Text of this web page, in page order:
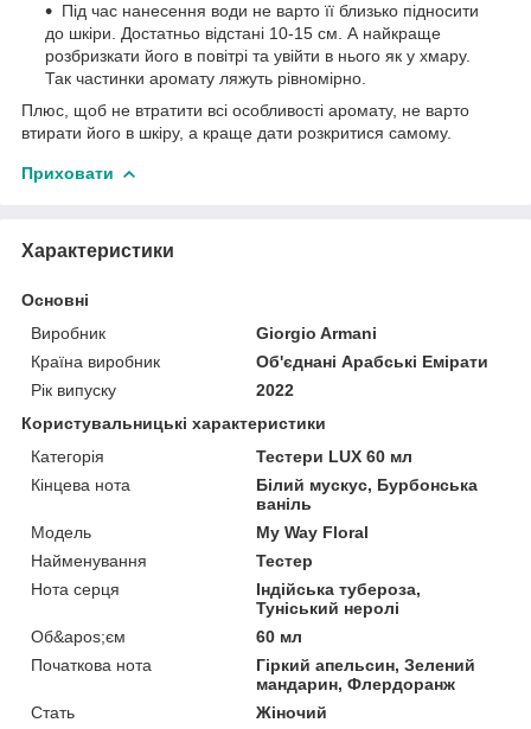
Під час нанесення води не варто її близько підносити
до шкіри. Достатньо відстані 10-15 см. А найкраще
розбризкати його в повітрі та увійти в нього як у хмару.
Так частинки аромату ляжуть рівномірно.
Плюс, щоб не втратити всі особливості аромату, не варто
втирати його в шкіру, а краще дати розкритися самому.
Приховати
Характеристики
Основні
Виробник
Giorgio Armani
Країна виробник
Об'єднані Арабські Емірати
Рік випуску
2022
Користувальницькі характеристики
Категорія
Тестери LUX 60 мл
Кінцева нота
Білий мускус, Бурбонська
ваніль
Мoдель
My Way Floral
Найменування
Тестер
Нота серця
Індійська тубероза,
Туніський неролі
Об&apos;єм
60 мл
Початкова нота
Гіркий апельсин, Зелений
мандарин, Флердоранж
Стать
Жіночий